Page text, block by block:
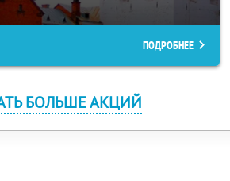
ПОДРОБНЕЕ
БОЛЬШЕ АКЦИЙ